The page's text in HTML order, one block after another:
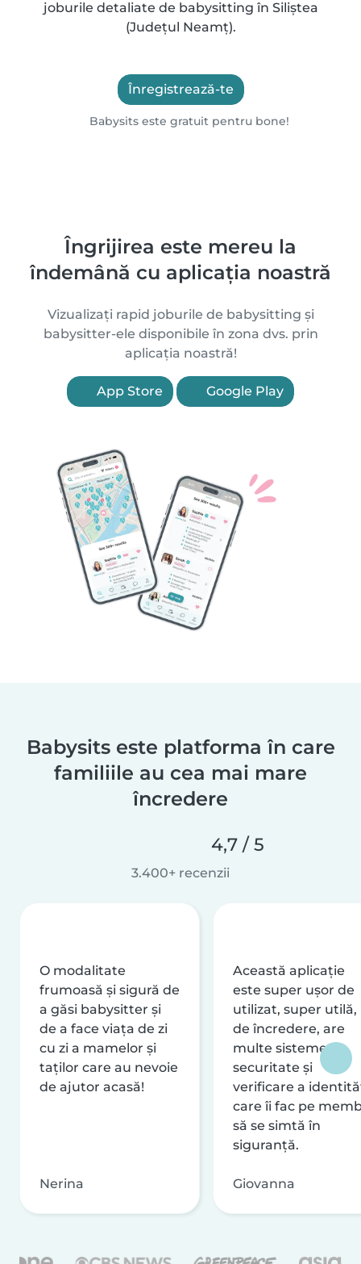
joburile detaliate de babysitting în Siliștea
(Județul Neamț).
Înregistrează-te
Babysits este gratuit pentru bone!
Îngrijirea este mereu la
îndemână cu aplicația noastră
Vizualizați rapid joburile de babysitting și
babysitter-ele disponibile în zona dvs. prin
aplicația noastră!
App Store Google Play
Babysits este platforma în care
familiile au cea mai mare
încredere
4,7 / 5
3.400+ recenzii
O modalitate
frumoasă și sigură de
a găsi babysitter și
de a face viața de zi
cu zi a mamelor și
taților care au nevoie
de ajutor acasă!
Nerina
Această aplicație
este super ușor de
utilizat, super utilă,
de încredere, are
multe sisteme de
securitate și
verificare a
care îi fac pe
să se simtă în
siguranță.
Giovanna